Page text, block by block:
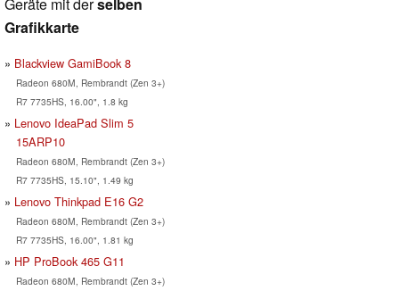
Grafikkarte
Blackview GamiBook 8
Radeon 680M, Rembrandt (Zen 3+)
R7 7735HS, 16.00", 1.8 kg
Lenovo IdeaPad Slim 5
15ARP10
Radeon 680M, Rembrandt (Zen 3+)
R7 7735HS, 15.10", 1.49 kg
Lenovo Thinkpad E16 G2
Radeon 680M, Rembrandt (Zen 3+)
R7 7735HS, 16.00", 1.81 kg
HP ProBook 465 G11
Radeon 680M, Rembrandt (Zen 3+)